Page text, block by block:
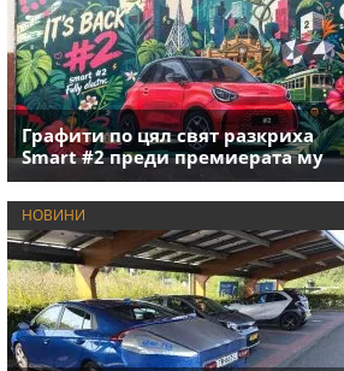
Графити по цял свят разкриха
Smart #2 преди премиерата му
НОВИНИ